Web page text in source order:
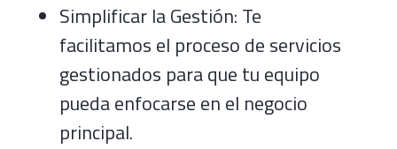
Simplificar la Gestión: Te
facilitamos el proceso de servicios
gestionados para que tu equipo
pueda enfocarse en el negocio
principal.